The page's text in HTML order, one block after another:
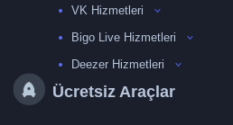
VK Hizmetleri
Bigo Live Hizmetleri
Deezer Hizmetleri
Ücretsiz Araçlar